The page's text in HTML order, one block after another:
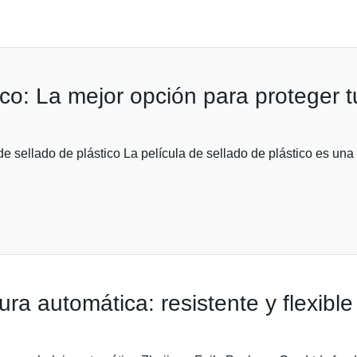
La mejor opción para proteger
sellado de plástico La película de sellado de plástico es
automática: resistente y